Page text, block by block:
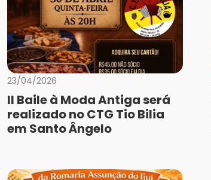
23/04/2026
II Baile à Moda Antiga será
realizado no CTG Tio Bilia
em Santo Ângelo